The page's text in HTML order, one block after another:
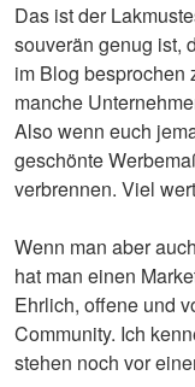
Das ist der
souverän genug ist,
im Blog besprochen
manche
Also wenn euch
geschönte
verbrennen. Viel
Wenn man aber
hat man einen
Ehrlich, offene und
Community. Ich
stehen noch vor